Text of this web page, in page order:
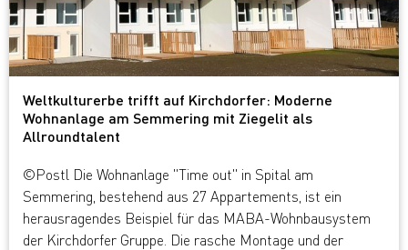
Weltkulturerbe trifft auf Kirchdorfer: Moderne
Wohnanlage am Semmering mit Ziegelit als
Allroundtalent
©Postl Die Wohnanlage "Time out" in Spital am
Semmering, bestehend aus 27 Appartements, ist ein
herausragendes Beispiel für das MABA-Wohnbausystem
der Kirchdorfer Gruppe. Die rasche Montage und der